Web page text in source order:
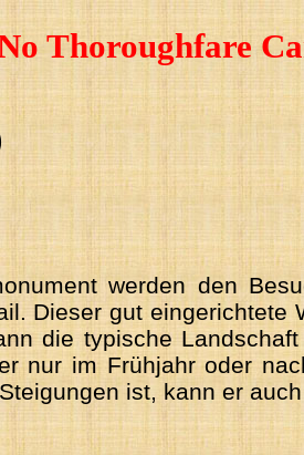
Thoroughfare
werden den
Dieser gut eingerichtete
die typische
nur im Frühjahr oder
ist, kann er